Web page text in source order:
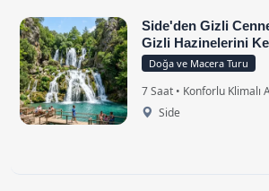
Side'den Gizli
Gizli Hazinelerini
Doğa ve Macera Turu
7 Saat • Konforlu Klimalı
Side